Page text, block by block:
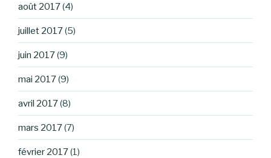
août 2017(4)
juillet 2017(5)
juin 2017(9)
mai 2017(9)
avril 2017(8)
mars 2017(7)
février 2017(1)